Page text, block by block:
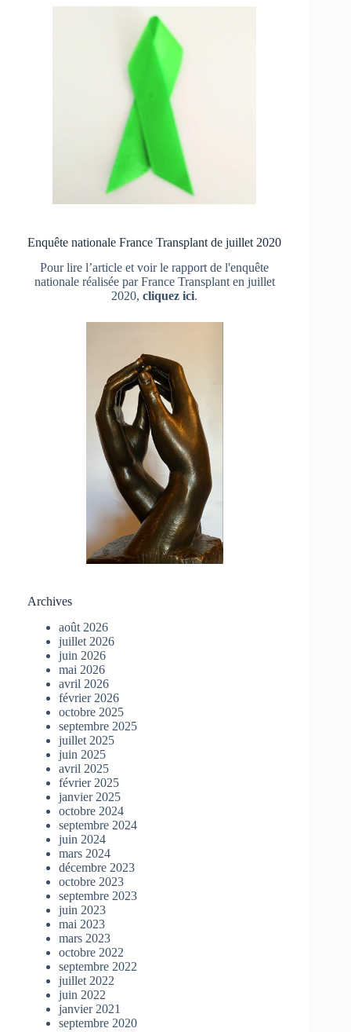
Enquête nationale France Transplant de juillet 2020
Pour lire l’article et voir le rapport de l'enquête
nationale réalisée par France Transplant en juillet
2020,cliquez ici.
Archives
août 2026
juillet 2026
juin 2026
mai 2026
avril 2026
février 2026
octobre 2025
septembre 2025
juillet 2025
juin 2025
avril 2025
février 2025
janvier 2025
octobre 2024
septembre 2024
juin 2024
mars 2024
décembre 2023
octobre 2023
septembre 2023
juin 2023
mai 2023
mars 2023
octobre 2022
septembre 2022
juillet 2022
juin 2022
janvier 2021
septembre 2020